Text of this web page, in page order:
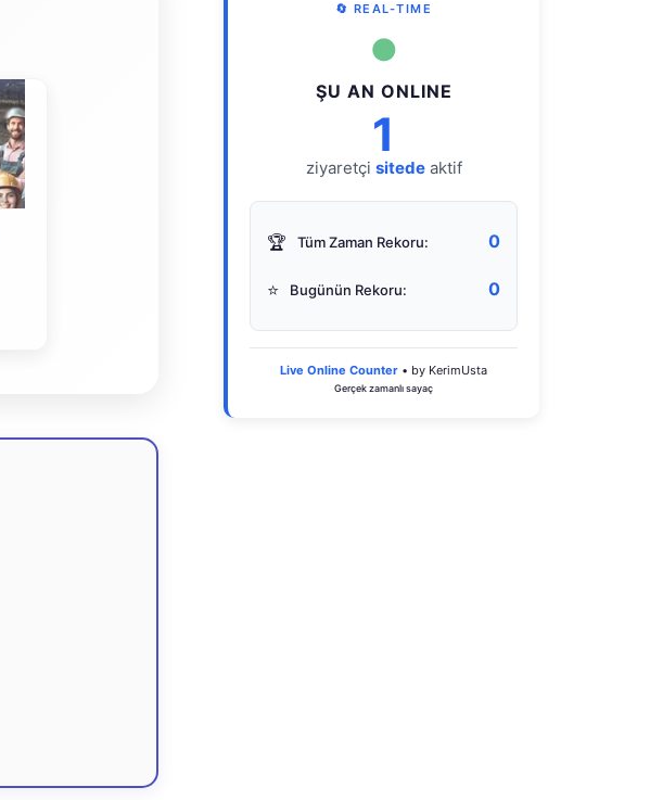
🔄 REAL-TIME
●
ŞU AN ONLINE
1
ziyaretçi sitedeaktif
🏆 Tüm Zaman Rekoru: 0
⭐ Bugünün Rekoru: 0
Live Online Counter • by KerimUsta
Gerçek zamanlı sayaç